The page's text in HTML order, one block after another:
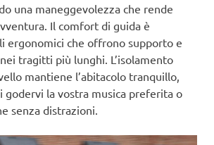
una maneggevolezza che rende
Il comfort di guida è
ergonomici che offrono supporto e
tragitti più lunghi. L’isolamento
mantiene l’abitacolo tranquillo,
la vostra musica preferita o
senza distrazioni.